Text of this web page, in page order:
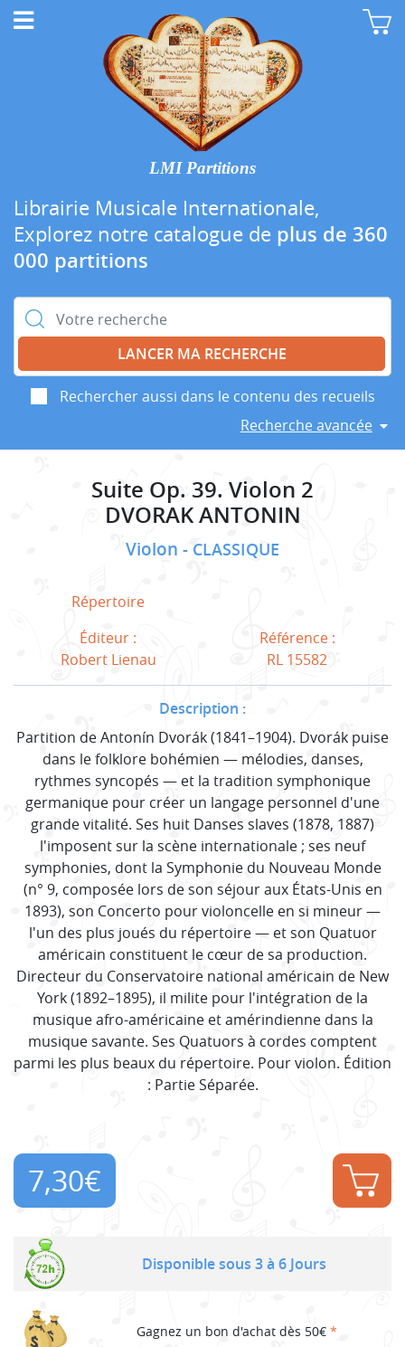
LMI Partitions
Librairie Musicale Internationale,
Explorez notre catalogue de plus de 360
000 partitions
Rechercher :
Rechercher aussi dans le contenu des recueils
Recherche avancée
Suite Op. 39. Violon 2
DVORAK ANTONIN
Violon CLASSIQUE
Répertoire
Éditeur :
Robert Lienau
Référence :
RL 15582
Description :
Partition de Antonín Dvorák (1841–1904). Dvorák puise
dans le folklore bohémien — mélodies, danses,
rythmes syncopés — et la tradition symphonique
germanique pour créer un langage personnel d'une
grande vitalité. Ses huit Danses slaves (1878, 1887)
l'imposent sur la scène internationale ; ses neuf
symphonies, dont la Symphonie du Nouveau Monde
(n° 9, composée lors de son séjour aux États-Unis en
1893), son Concerto pour violoncelle en si mineur —
l'un des plus joués du répertoire — et son Quatuor
américain constituent le cœur de sa production.
Directeur du Conservatoire national américain de New
York (1892–1895), il milite pour l'intégration de la
musique afro-américaine et amérindienne dans la
musique savante. Ses Quatuors à cordes comptent
parmi les plus beaux du répertoire. Pour violon. Édition
: Partie Séparée.
7,30€
Disponible sous 3 à 6 Jours
Gagnez un bon d'achat dès 50€ *